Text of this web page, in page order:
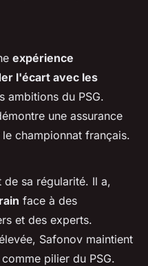
expérience
l'écart avec les
ambitions du PSG.
une assurance
championnat français.
de sa régularité. Il a,
face à des
et des experts.
Safonov maintient
pilier du PSG.